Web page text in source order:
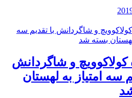
کولاکوویچ و شاگردانش
سه امتیاز به لهستان